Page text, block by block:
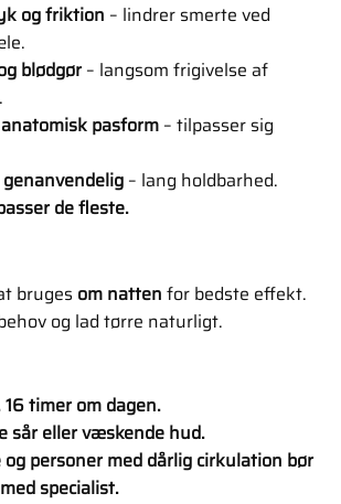
og friktion – lindrer smerte ved
blødgør– langsom frigivelse af
pasform – tilpasser sig
– lang holdbarhed.
de fleste.
bruges om natten for bedste effekt.
og lad tørre naturligt.
timer om dagen.
sår eller væskende hud.
og personer med dårlig cirkulation bør
specialist.